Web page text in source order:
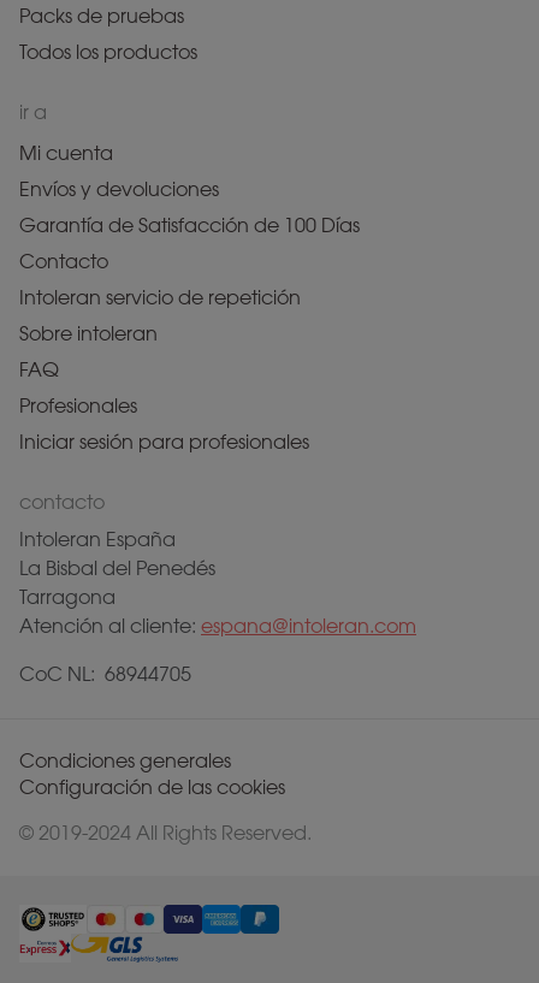
Packs de pruebas
Todos los productos
ir a
Mi cuenta
Envíos y devoluciones
Garantía de Satisfacción de 100 Días
Contacto
Intoleran servicio de repetición
Sobre intoleran
FAQ
Profesionales
Iniciar sesión para profesionales
contacto
Intoleran España
La Bisbal del Penedés
Tarragona
Atención al cliente: espana@intoleran.com
CoC NL: 68944705
© 2019-2024 All Rights Reserved.
Condiciones generales
Configuración de las cookies